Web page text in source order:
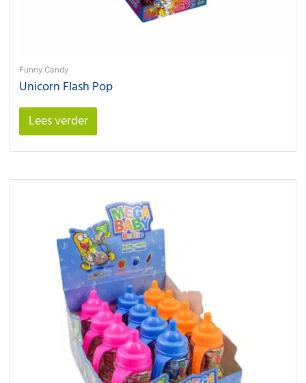
Funny Candy
Unicorn Flash Pop
Lees verder